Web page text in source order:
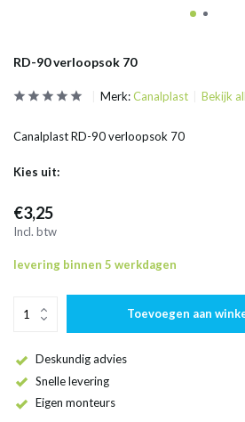
RD-90 verloopsok 70
Merk:Canalplast Bekijk
Canalplast RD-90 verloopsok 70
Kies uit:
€3,25
Incl. btw
levering binnen 5 werkdagen
Toevoegen aan
Deskundig advies
Snelle levering
Eigen monteurs